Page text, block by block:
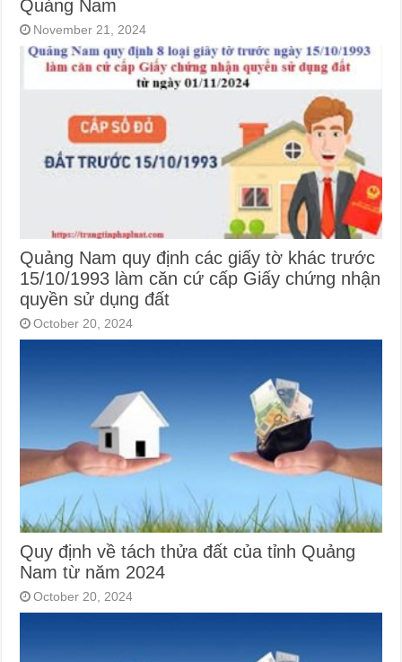
Quảng Nam
November 21, 2024
Quảng Nam quy định các giấy tờ khác trước
15/10/1993 làm căn cứ cấp Giấy chứng nhận
quyền sử dụng đất
October 20, 2024
Quy định về tách thửa đất của tỉnh Quảng
Nam từ năm 2024
October 20, 2024